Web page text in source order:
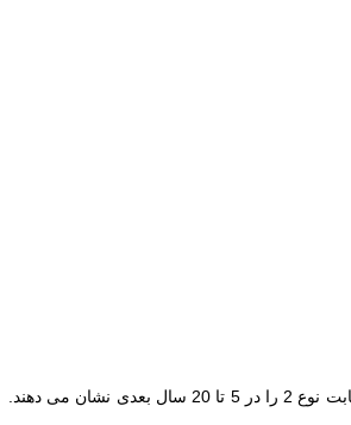
• خطر قابل توجهی از ابتلا به دیابت نوع 2: زنان مبتلا به دیابت بارداری خطر بسیار زیادی (تقریبا 50 تا 70 درصد) از ابتلا شدن به دیابت نوع 2 را در 5 تا 20 سال بعدی نشان می دهند.